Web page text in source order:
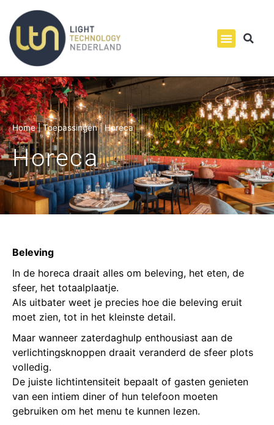
Home|Toepassingen|Horeca
Horeca
Beleving
In de horeca draait alles om beleving, het eten, de
sfeer, het totaalplaatje.
Als uitbater weet je precies hoe die beleving eruit
moet zien, tot in het kleinste detail.
Maar wanneer zaterdaghulp enthousiast aan de
verlichtingsknoppen draait veranderd de sfeer plots
volledig.
De juiste lichtintensiteit bepaalt of gasten genieten
van een intiem diner of hun telefoon moeten
gebruiken om het menu te kunnen lezen.